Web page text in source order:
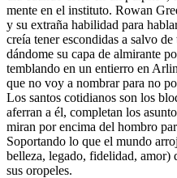
mente en el instituto. Rowan
y su extraña habilidad para
creía tener escondidas a salvo
dándome su capa de almirante
temblando en un entierro en
que no voy a nombrar para no
Los santos cotidianos son los
aferran a él, completan los
miran por encima del hombro
Soportando lo que el mundo
belleza, legado, fidelidad, amor)
sus oropeles.